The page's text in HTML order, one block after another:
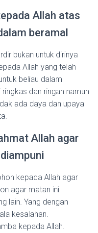
Allah atas
beramal
bukan untuk dirinya
Allah yang telah
beliau dalam
dan ringan namun
ada daya dan upaya
Allah agar
kepada Allah agar
agar matan ini
lain. Yang dengan
kesalahan.
kepada Allah.